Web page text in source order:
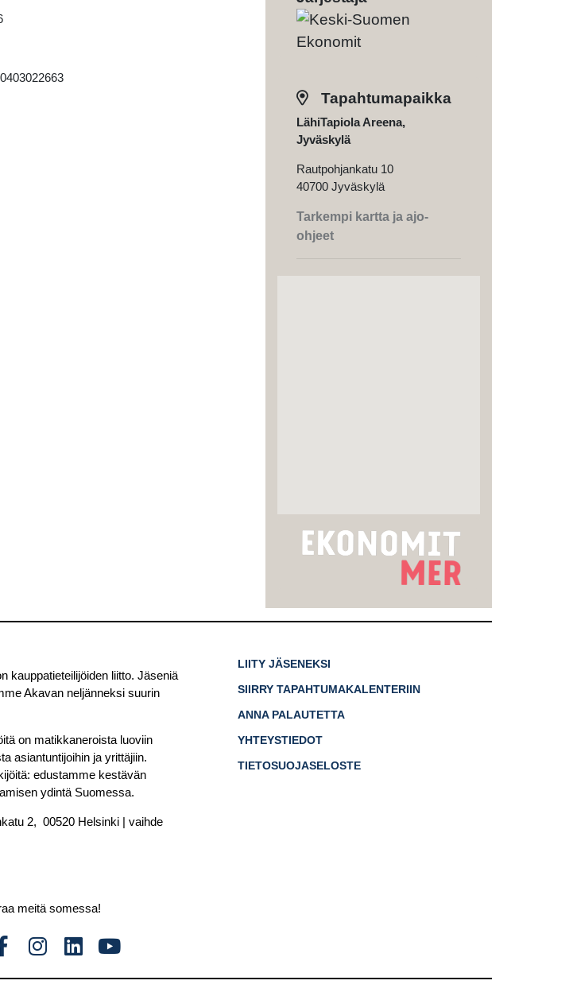
Tapahtumapaikka
LähiTapiola Areena,
Jyväskylä
Rautpohjankatu 10
40700 Jyväskylä
Tarkempi kartta ja ajo-
ohjeet
kauppatieteilijöiden liitto. Jäseniä
Akavan neljänneksi suurin
on matikkaneroista luoviin
asiantuntijoihin ja yrittäjiin.
edustamme kestävän
ydintä Suomessa.
2, 00520 Helsinki | vaihde
LIITY JÄSENEKSI
SIIRRY TAPAHTUMAKALENTERIIN
ANNA PALAUTETTA
YHTEYSTIEDOT
TIETOSUOJASELOSTE
meitä somessa!